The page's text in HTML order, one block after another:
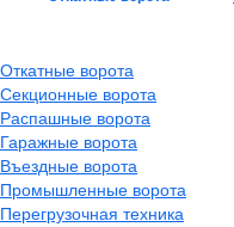
Откатные ворота
Секционные ворота
Распашные ворота
Гаражные ворота
Въездные ворота
Промышленные ворота
Перегрузочная техника